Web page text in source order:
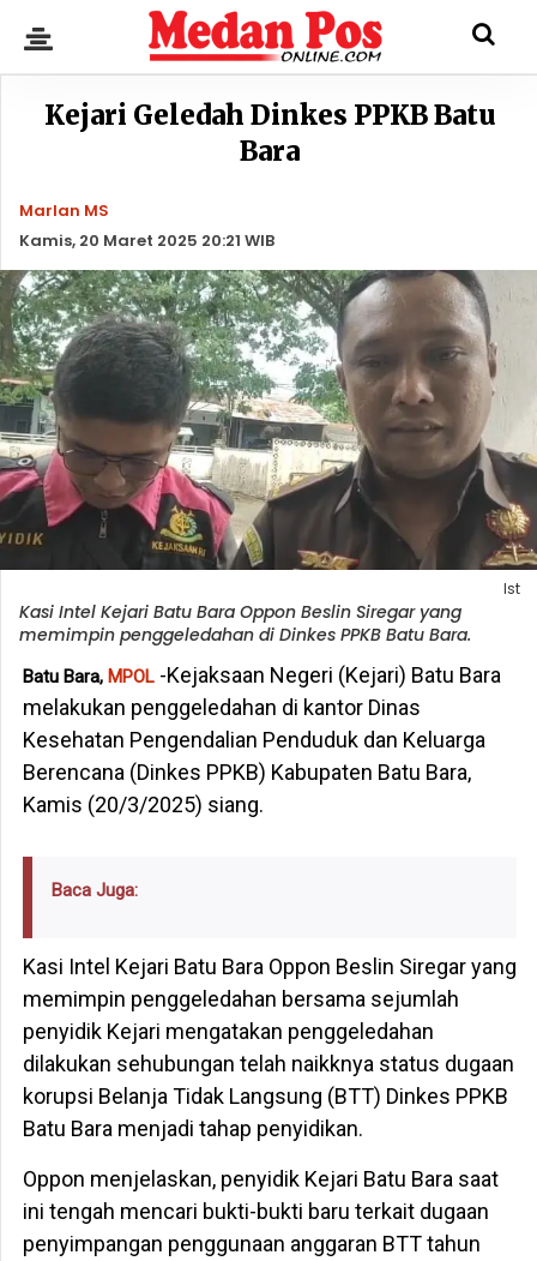
Kejari Geledah Dinkes PPKB Batu
Bara
Marlan MS
Kamis, 20 Maret 2025 20:21 WIB
Ist
Kasi Intel Kejari Batu Bara Oppon Beslin Siregar yang
memimpin penggeledahan di Dinkes PPKB Batu Bara.
Batu Bara, MPOL-Kejaksaan Negeri (Kejari) Batu Bara
melakukan penggeledahan di kantor Dinas
Kesehatan Pengendalian Penduduk dan Keluarga
Berencana (Dinkes PPKB) Kabupaten Batu Bara,
Kamis (20/3/2025) siang.
Baca Juga:
Kasi Intel Kejari Batu Bara Oppon Beslin Siregar yang
memimpin penggeledahan bersama sejumlah
penyidik Kejari mengatakan penggeledahan
dilakukan sehubungan telah naikknya status dugaan
korupsi Belanja Tidak Langsung (BTT) Dinkes PPKB
Batu Bara menjadi tahap penyidikan.
Oppon menjelaskan, penyidik Kejari Batu Bara saat
ini tengah mencari bukti-bukti baru terkait dugaan
penyimpangan penggunaan anggaran BTT tahun